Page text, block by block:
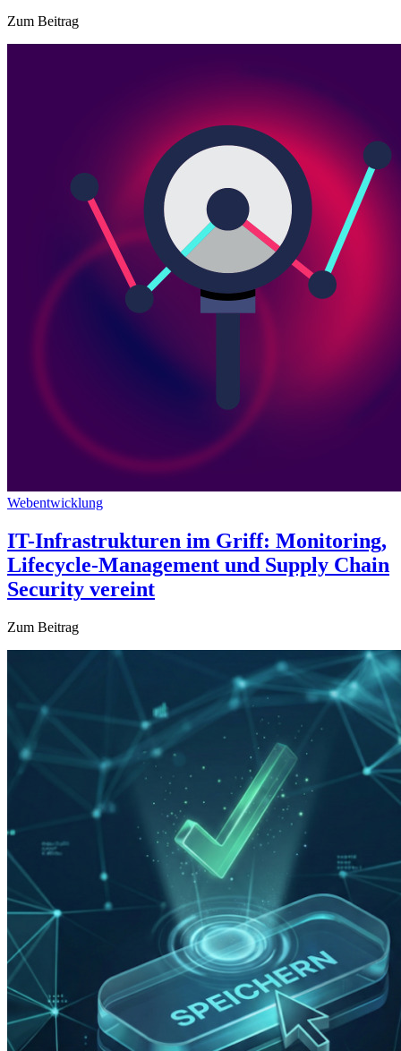
Zum Beitrag
Webentwicklung
IT-Infrastrukturen im Griff: Monitoring,
Lifecycle-Management und Supply Chain
Security vereint
Zum Beitrag